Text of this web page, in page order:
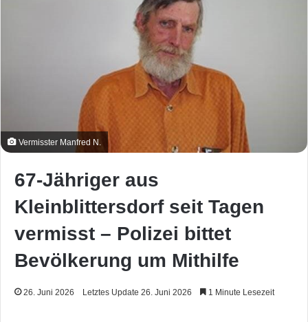
Vermisster Manfred N.
67-Jähriger aus
Kleinblittersdorf seit Tagen
vermisst – Polizei bittet
Bevölkerung um Mithilfe
26. Juni 2026 Letztes Update 26. Juni 2026 1 Minute Lesezeit